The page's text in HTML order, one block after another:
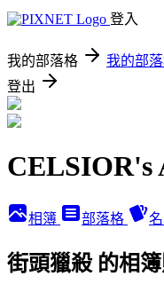
登入
我的部落格 我的部
登出
CELSIOR's
相簿 部落格
街頭獵殺 的相簿